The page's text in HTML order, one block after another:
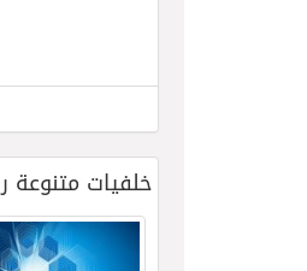
خلفيات متنوعة